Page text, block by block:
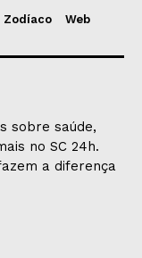
Zodíaco
Web
sobre saúde,
no SC 24h.
a diferença